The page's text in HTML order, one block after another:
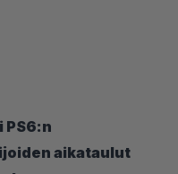
PS6:n
aikataulut